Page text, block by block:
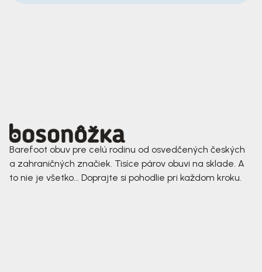
Barefoot obuv pre celú rodinu od osvedčených českých
a zahraničných značiek. Tisíce párov obuvi na sklade. A
to nie je všetko... Doprajte si pohodlie pri každom kroku.